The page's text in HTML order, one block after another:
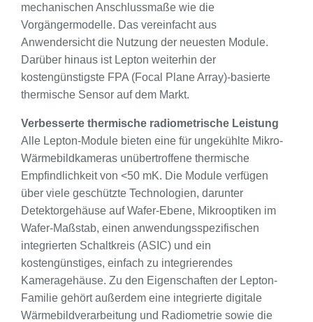
mechanischen Anschlussmaße wie die
Vorgängermodelle. Das vereinfacht aus
Anwendersicht die Nutzung der neuesten Module.
Darüber hinaus ist Lepton weiterhin der
kostengünstigste FPA (Focal Plane Array)-basierte
thermische Sensor auf dem Markt.
Verbesserte thermische radiometrische Leistung
Alle Lepton-Module bieten eine für ungekühlte Mikro-
Wärmebildkameras unübertroffene thermische
Empfindlichkeit von <50 mK. Die Module verfügen
über viele geschützte Technologien, darunter
Detektorgehäuse auf Wafer-Ebene, Mikrooptiken im
Wafer-Maßstab, einen anwendungsspezifischen
integrierten Schaltkreis (ASIC) und ein
kostengünstiges, einfach zu integrierendes
Kameragehäuse. Zu den Eigenschaften der Lepton-
Familie gehört außerdem eine integrierte digitale
Wärmebildverarbeitung und Radiometrie sowie die